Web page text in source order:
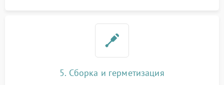
5. Сборка и герметизация